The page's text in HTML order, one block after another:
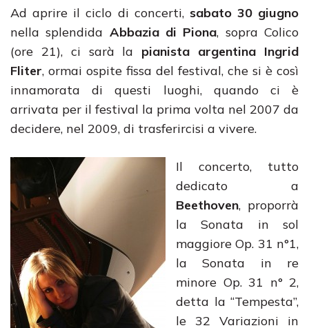
Ad aprire il ciclo di concerti, sabato 30 giugno
nella splendida Abbazia di Piona, sopra Colico
(ore 21), ci sarà la pianista argentina Ingrid
Fliter, ormai ospite fissa del festival, che si è così
innamorata di questi luoghi, quando ci è
arrivata per il festival la prima volta nel 2007 da
decidere, nel 2009, di trasferircisi a vivere.
Il concerto, tutto
dedicato a
Beethoven, proporrà
la Sonata in sol
maggiore Op. 31 n°1,
la Sonata in re
minore Op. 31 n° 2,
detta la “Tempesta”,
le 32 Variazioni in